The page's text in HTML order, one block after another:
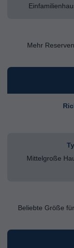
Mehr
Mittelgroße
Beliebte Größe